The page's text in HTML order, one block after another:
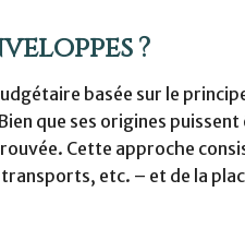
?
basée sur le
que ses origines
Cette approche
etc. – et de la